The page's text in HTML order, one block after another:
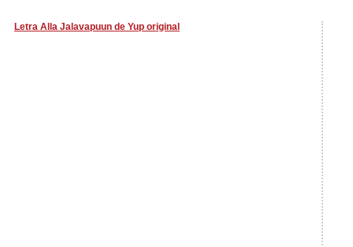
Letra Alla Jalavapuun de Yup original